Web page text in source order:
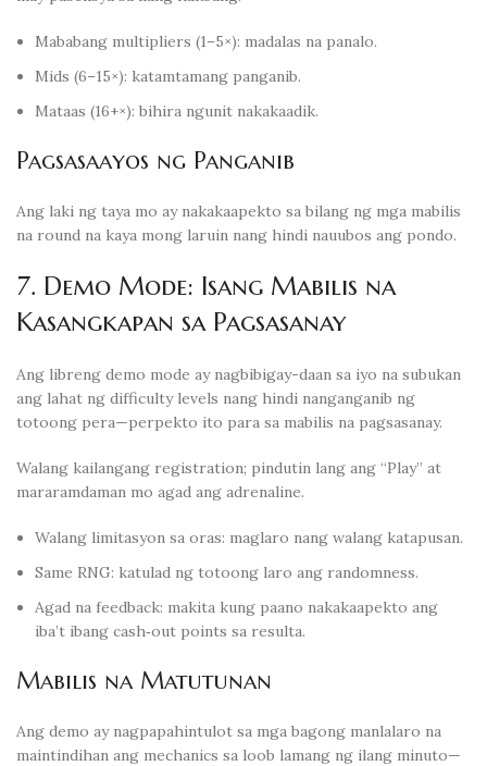
Mababang multipliers (1–5×): madalas na panalo.
Mids (6–15×): katamtamang panganib.
Mataas (16+×): bihira ngunit nakakaadik.
Pagsasaayos ng Panganib
Ang laki ng taya mo ay nakakaapekto sa bilang ng mga mabilis
na round na kaya mong laruin nang hindi nauubos ang pondo.
7. Demo Mode: Isang Mabilis na
Kasangkapan sa Pagsasanay
Ang libreng demo mode ay nagbibigay-daan sa iyo na subukan
ang lahat ng difficulty levels nang hindi nanganganib ng
totoong pera—perpekto ito para sa mabilis na pagsasanay.
Walang kailangang registration; pindutin lang ang “Play” at
mararamdaman mo agad ang adrenaline.
Walang limitasyon sa oras: maglaro nang walang katapusan.
Same RNG: katulad ng totoong laro ang randomness.
Agad na feedback: makita kung paano nakakaapekto ang
iba’t ibang cash‑out points sa resulta.
Mabilis na Matutunan
Ang demo ay nagpapahintulot sa mga bagong manlalaro na
maintindihan ang mechanics sa loob lamang ng ilang minuto—